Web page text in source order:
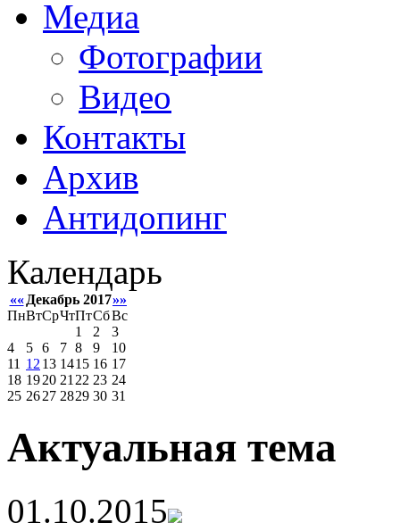
Медиа
Фотографии
Видео
Контакты
Архив
Антидопинг
Календарь
«« Декабрь 2017»»
ПнВтСрЧтПтСбВс
1
2
3
4
5 6 7 8 9
10
11 12 13 1415 16 17
18 1920 21 22 23 24
25 2627 2829 30 31
Актуальная тема
01.10.2015